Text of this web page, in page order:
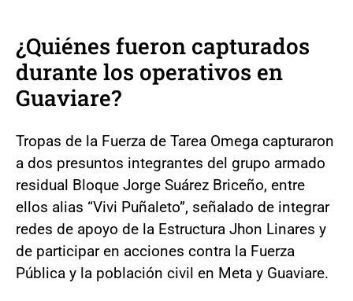
¿Quiénes fueron capturados
durante los operativos en
Guaviare?
Tropas de la Fuerza de Tarea Omega capturaron
a dos presuntos integrantes del grupo armado
residual Bloque Jorge Suárez Briceño, entre
ellos alias “Vivi Puñaleto”, señalado de integrar
redes de apoyo de la Estructura Jhon Linares y
de participar en acciones contra la Fuerza
Pública y la población civil en Meta y Guaviare.